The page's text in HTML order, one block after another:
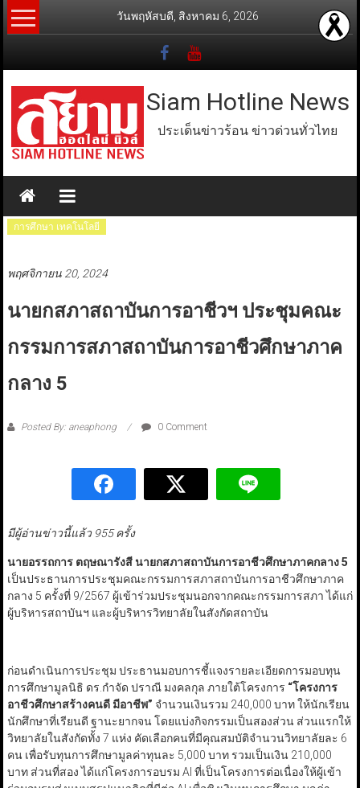
Skip
to
วันพฤหัสบดี, สิงหาคม 6, 2026
Siam Hotline News
ประเด็นข่าวร้อน ข่าวด่วนทั่วไทย
การศึกษา เทคโนโลยี
พฤศจิกายน 20, 2024
นายกสภาสถาบันการอาชีวฯ ประชุมคณะ
กรรมการสภาสถาบันการอาชีวศึกษาภาค
กลาง 5
Posted By: aneaphong 0 Comment
มีผู้อ่านข่าวนี้แล้ว 955 ครั้ง
นายอรรถการ ตฤษณารังสี นายกสภาสถาบันการอาชีวศึกษาภาคกลาง 5
เป็นประธานการประชุมคณะกรรมการสภาสถาบันการอาชีวศึกษาภาค
กลาง 5 ครั้งที่ 9/2567 ผู้เข้าร่วมประชุมนอกจากคณะกรรมการสภา ได้แก่
ผู้บริหารสถาบันฯ และผู้บริหารวิทยาลัยในสังกัดสถาบัน
ก่อนดำเนินการประชุม ประธานมอบการชี้แจงรายละเอียดการมอบทุน
การศึกษามูลนิธิ ดร.กำจัด ปราณี มงคลกุล ภายใต้โครงการ “โครงการ
อาชีวศึกษาสร้างคนดี มีอาชีพ” จำนวนเงินรวม 240,000 บาท ให้นักเรียน
นักศึกษาที่เรียนดี ฐานะยากจน โดยแบ่งกิจกรรมเป็นสองส่วน ส่วนแรกให้
วิทยาลัยในสังกัดทั้ง 7 แห่ง คัดเลือกคนที่มีคุณสมบัติจำนวนวิทยาลัยละ 6
คน เพื่อรับทุนการศึกษามูลค่าทุนละ 5,000 บาท รวมเป็นเงิน 210,000
บาท ส่วนที่สอง ได้แก่โครงการอบรม AI ที่เป็นโครงการต่อเนื่องให้ผู้เข้า